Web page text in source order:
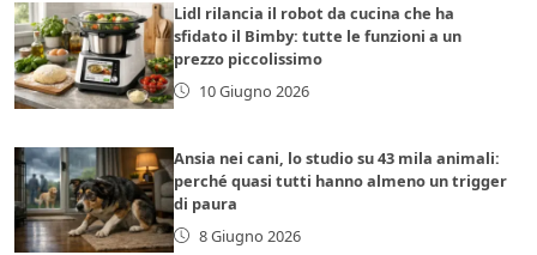
Lidl rilancia il robot da cucina che ha
sfidato il Bimby: tutte le funzioni a un
prezzo piccolissimo
10 Giugno 2026
Ansia nei cani, lo studio su 43 mila animali:
perché quasi tutti hanno almeno un trigger
di paura
8 Giugno 2026